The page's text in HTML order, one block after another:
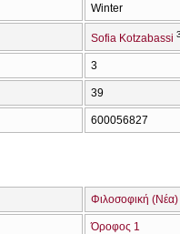
Winter
Sofia Kotzabassi
3
39
600056827
Φιλοσοφική (Νέα)
Όροφος 1